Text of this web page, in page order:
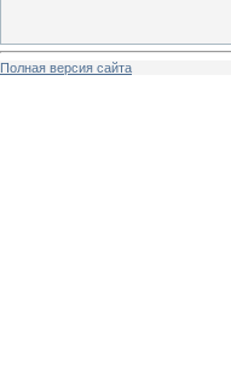
Полная версия сайта